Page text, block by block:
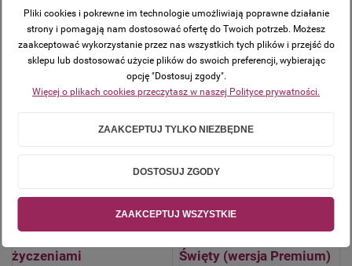
Wysyłka w: 24
godziny + czas
dostawy (w dni
robocze)
12,90 ZŁ
Wysyłka w: 24
godziny + czas
dostawy (w dni
robocze)
19,99 ZŁ
Pamiątka książeczka
życzeniami
Pamiątka książeczkowa z
Święty (wersja Premium)
Pliki cookies i pokrewne im technologie umożliwiają poprawne działanie
strony i pomagają nam dostosować ofertę do Twoich potrzeb. Możesz
zaakceptować wykorzystanie przez nas wszystkich tych plików i przejść do
sklepu lub dostosować użycie plików do swoich preferencji, wybierając
opcję "Dostosuj zgody".
Więcej o plikach cookies przeczytasz w naszej Polityce prywatności.
ZAAKCEPTUJ TYLKO NIEZBĘDNE
DOSTOSUJ ZGODY
ZAAKCEPTUJ WSZYSTKIE